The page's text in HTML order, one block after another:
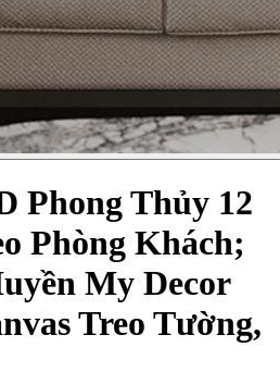
Phong Thủy 12
Phòng Khách;
My Decor
Treo Tường,